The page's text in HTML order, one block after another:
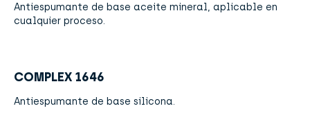
Antiespumante de base aceite mineral, aplicable en
cualquier proceso.
COMPLEX 1646
Antiespumante de base silicona.